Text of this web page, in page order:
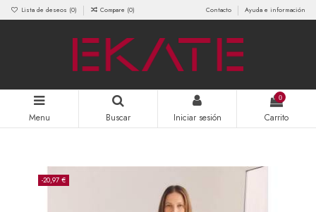
Lista de deseos (0) Compare (0) Contacto Ayuda e información
Menu Buscar Iniciar sesión
0
Carrito
-20,97 €